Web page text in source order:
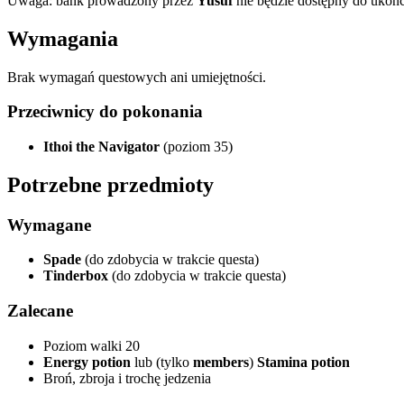
Wymagania
Brak wymagań questowych ani umiejętności.
Przeciwnicy do pokonania
Ithoi the Navigator (poziom 35)
Potrzebne przedmioty
Wymagane
Spade (do zdobycia w trakcie questa)
Tinderbox (do zdobycia w trakcie questa)
Zalecane
Poziom walki 20
Energy potion lub (tylko members) Stamina potion
Broń, zbroja i trochę jedzenia